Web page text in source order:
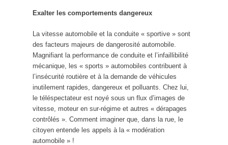
Exalter les comportements dangereux
La vitesse automobile et la conduite « sportive » sont
des facteurs majeurs de dangerosité automobile.
Magnifiant la performance de conduite et l’infaillibilité
mécanique, les « sports » automobiles contribuent à
l’insécurité routière et à la demande de véhicules
inutilement rapides, dangereux et polluants. Chez lui,
le téléspectateur est noyé sous un flux d’images de
vitesse, moteur en sur-régime et autres « dérapages
contrôlés ». Comment imaginer que, dans la rue, le
citoyen entende les appels à la « modération
automobile » !